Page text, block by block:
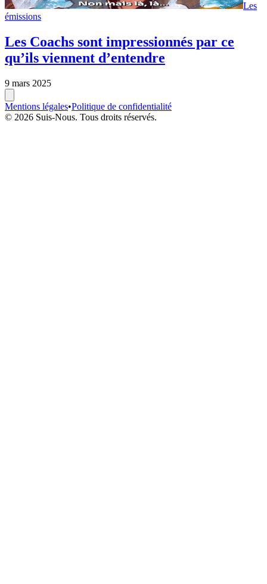
Les
émissions
Les Coachs sont impressionnés par ce
qu’ils viennent d’entendre
9 mars 2025
Mentions légales•Politique de confidentialité
© 2026 Suis-Nous. Tous droits réservés.